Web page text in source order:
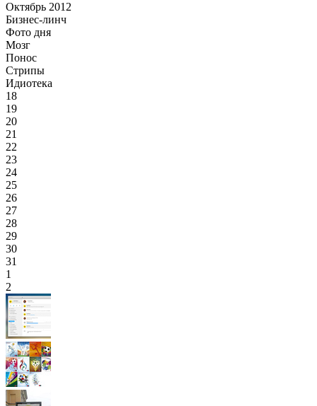
Октябрь 2012
Бизнес-линч
Фото дня
Мозг
Понос
Стрипы
Идиотека
18
19
20
21
22
23
24
25
26
27
28
29
30
31
1
2